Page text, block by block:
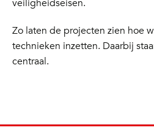
veiligheidseisen.
Zo laten de projecten zien hoe
technieken inzetten. Daarbij
centraal.